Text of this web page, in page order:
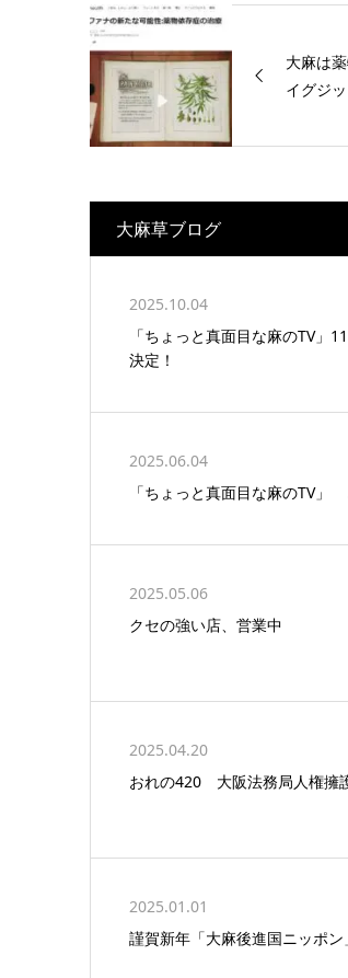
大麻は
イグジ
大麻草ブログ
2025.10.04
「ちょっと真面目な麻のTV」
決定！
2025.06.04
「ちょっと真面目な麻のTV
2025.05.06
クセの強い店、営業中
2025.04.20
おれの420 大阪法務局人権擁
2025.01.01
謹賀新年「大麻後進国ニッポ